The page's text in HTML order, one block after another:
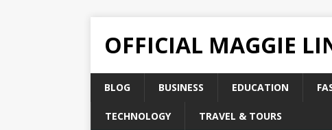
OFFICIAL MAGGIE
BLOG BUSINESS EDUCATION
TECHNOLOGY TRAVEL & TOURS